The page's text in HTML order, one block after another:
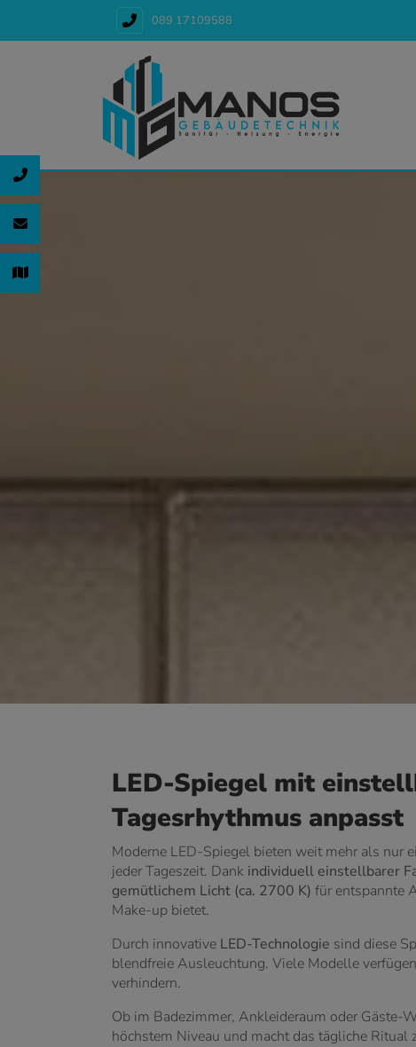
089 17109588
LED-Spiegel mit
Tagesrhythmus anpasst
Moderne LED-Spiegel bieten weit mehr als nur
jeder Tageszeit. Dank individuell einstellbarer
gemütlichem Licht (ca. 2700 K) für entspannte
Make-up bietet.
Durch innovative LED-Technologie sind diese
blendfreie Ausleuchtung. Viele Modelle
verhindern.
Ob im Badezimmer, Ankleideraum oder Gäste-
höchstem Niveau und macht das tägliche Ritual